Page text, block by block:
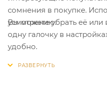
сомнения в покупке.
усмотрению.
Вы можете убрать её или
одну галочку в
удобно.